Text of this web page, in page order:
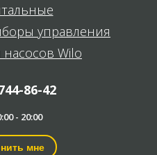
управления
насосов Wilo
86-42
- 20:00
мне